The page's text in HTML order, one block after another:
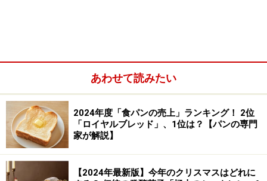
筆者のおすすめは「浅草ハム」の厚切り「ハムカツサン
ド」（1100円）と、麻布台ヒルズ店限定「エビフライサ
ンド」（1400円）。白エビのフライと千切りのキャベツ
と一緒にサンドされたソースはバルサミコマヨネーズ。
実山椒がアクセントになっています。パン粉ももちろ
ん、ペリカン製。
あわせて読みたい
2024年度「食パンの売上」ランキング！ 2位
「ロイヤルブレッド」、1位は？【パンの専門
家が解説】
【2024年最新版】今年のクリスマスはどれに